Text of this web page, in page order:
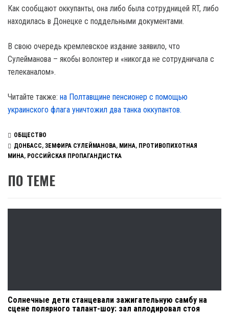
Как сообщают оккупанты, она либо была сотрудницей RT, либо
находилась в Донецке с поддельными документами.
В свою очередь кремлевское издание заявило, что
Сулейманова – якобы волонтер и «никогда не сотрудничала с
телеканалом».
Читайте также: на Полтавщине пенсионер с помощью
украинского флага уничтожил два танка оккупантов.
ОБЩЕСТВО
ДОНБАСС, ЗЕМФИРА СУЛЕЙМАНОВА, МИНА, ПРОТИВОПИХОТНАЯ
МИНА, РОССИЙСКАЯ ПРОПАГАНДИСТКА
ПО ТЕМЕ
Солнечные дети станцевали зажигательную самбу на
сцене полярного талант-шоу: зал аплодировал стоя